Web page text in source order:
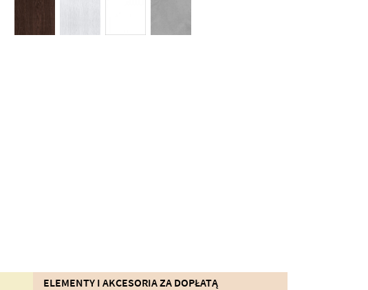
ELEMENTY I AKCESORIA ZA DOPŁATĄ